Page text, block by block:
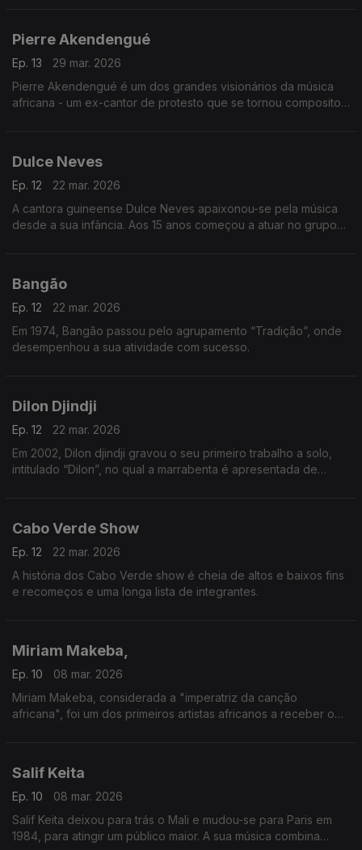
Pierre Akendengué
Ep. 13
29 mar. 2026
Pierre Akendengué é um dos grandes visionários da música
africana - um ex-cantor de protesto que se tornou compositor
Dulce Neves
Ep. 12
22 mar. 2026
A cantora guineense Dulce Neves apaixonou-se pela música
desde a sua infância. Aos 15 anos começou a atuar no grupo
Bangão
Ep. 12
22 mar. 2026
Em 1974, Bangão passou pelo agrupamento “Tradição”, onde
desempenhou a sua atividade com sucesso.
Dilon Djindji
Ep. 12
22 mar. 2026
Em 2002, Dilon djindji gravou o seu primeiro trabalho a solo,
intitulado “Dilon”, no qual a marrabenta é apresentada de
Cabo Verde Show
Ep. 12
22 mar. 2026
A história dos Cabo Verde show é cheia de altos e baixos fins
e recomeços e uma longa lista de integrantes.
Miriam Makeba,
Ep. 10
08 mar. 2026
Miriam Makeba, considerada a "imperatriz da canção
africana", foi um dos primeiros artistas africanos a receber o
Salif Keita
Ep. 10
08 mar. 2026
Salif Keita deixou para trás o Mali e mudou-se para Paris em
1984, para atingir um público maior. A sua música combina